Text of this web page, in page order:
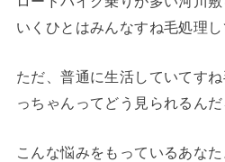
いくひとはみんなすね毛処理し
ただ、普通に生活していてす
っちゃんってどう見られるんだ
こんな悩みをもっているあな